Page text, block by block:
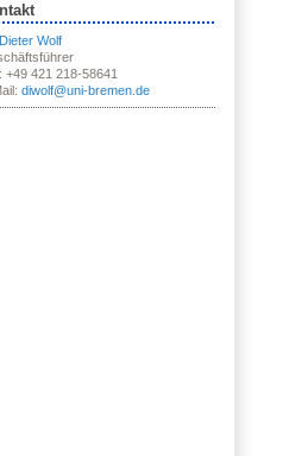
Wolf
+49 421 218-58641
diwolf@uni-bremen.de